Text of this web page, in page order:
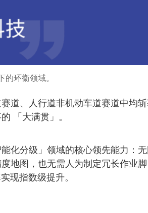
的环衞领域。
道、人行道非机动车道赛道中均
「大满贯」。
化分级」领域的核心领先能力：
地图，也无需人为制定冗长作业脚
现指数级提升。